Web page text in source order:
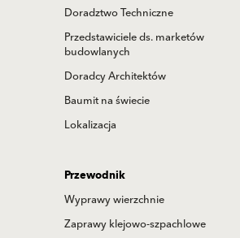
Doradztwo Techniczne
Przedstawiciele ds. marketów
budowlanych
Doradcy Architektów
Baumit na świecie
Lokalizacja
Przewodnik
Wyprawy wierzchnie
Zaprawy klejowo-szpachlowe